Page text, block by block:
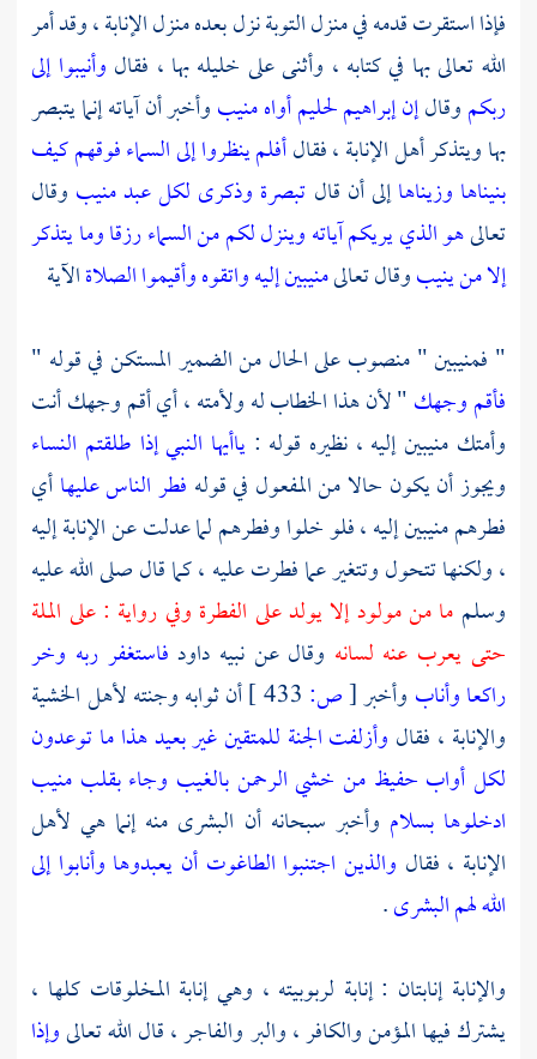
فإذا استقرت قدمه في منزل التوبة نزل بعده منزل الإنابة ، وقد أمر
الله تعالى بها في كتابه ، وأثنى على خليله بها ، فقال وأنيبوا إلى
ربكموقالإن إبراهيم لحليم أواه منيبوأخبر أن آياته إنما يتبصر
بها ويتذكر أهل الإنابة ، فقالأفلم ينظروا إلى السماء فوقهم كيف
بنيناها وزيناهاإلى أن قال تبصرة وذكرى لكل عبد منيب وقال
تعالىهو الذي يريكم آياته وينزل لكم من السماء رزقا وما يتذكر
إلا من ينيبوقال تعالىمنيبين إليه واتقوه وأقيموا الصلاةالآية
" فمنيبين " منصوب على الحال من الضمير المستكن في قوله "
فأقم وجهك" لأن هذا الخطاب له ولأمته ، أي أقم وجهك أنت
وأمتك منيبين إليه ، نظيره قوله : ياأيها النبي إذا طلقتم النساء
ويجوز أن يكون حالا من المفعول في قوله فطر الناس عليهاأي
فطرهم منيبين إليه ، فلو خلوا وفطرهم لما عدلت عن الإنابة إليه
، ولكنها تتحول وتتغير عما فطرت عليه ، كما قال صلى الله عليه
وسلم ما من مولود إلا يولد على الفطرة وفي رواية : على الملة
حتى يعرب عنه لسانه وقال عن نبيه داود فاستغفر ربه وخر
راكعا وأناب وأخبر[ص:
أن ثوابه وجنته لأهل الخشية
والإنابة ، فقال وأزلفت الجنة للمتقين غير بعيد هذا ما توعدون
لكل أواب حفيظ من خشي الرحمن بالغيب وجاء بقلب منيب
ادخلوها بسلام وأخبر سبحانه أن البشرى منه إنما هي لأهل
الإنابة ، فقال والذين اجتنبوا الطاغوت أن يعبدوها وأنابوا إلى
الله لهم البشرى.
والإنابة إنابتان : إنابة لربوبيته ، وهي إنابة المخلوقات كلها ،
يشترك فيها المؤمن والكافر ، والبر والفاجر ، قال الله تعالىوإذا